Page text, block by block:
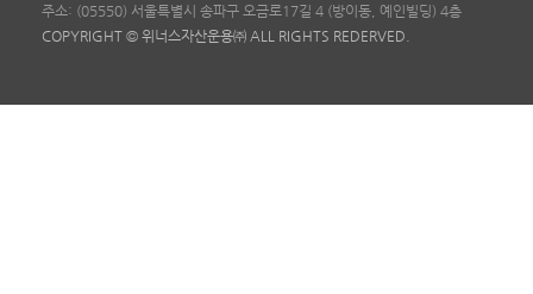
주소: (05550) 서울특별시 송파구 오금로17길 4 (방이동, 예인빌딩) 4층
COPYRIGHT © 위너스자산운용㈜ ALL RIGHTS REDERVED.